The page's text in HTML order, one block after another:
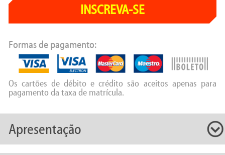
INSCREVA-SE
Formas de pagamento:
Os cartões de débito e crédito são aceitos apenas para
pagamento da taxa de matrícula.
Apresentação